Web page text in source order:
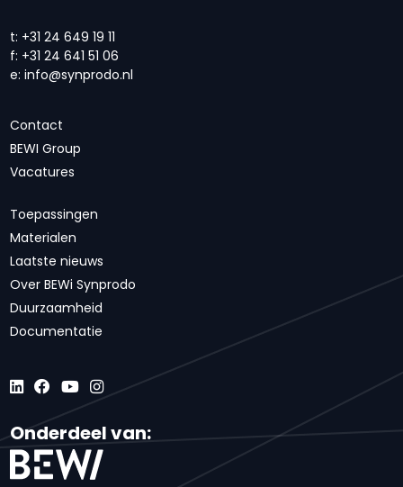
t: +31 24 649 19 11
f: +31 24 641 51 06
e: info@synprodo.nl
Contact
BEWI Group
Vacatures
Toepassingen
Materialen
Laatste nieuws
Over BEWi Synprodo
Duurzaamheid
Documentatie
Onderdeel van: